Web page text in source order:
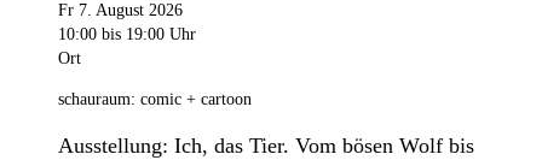
Fr 7. August 2026
10:00 bis 19:00 Uhr
Ort
schauraum: comic + cartoon
Ausstellung: Ich, das Tier. Vom bösen Wolf bis